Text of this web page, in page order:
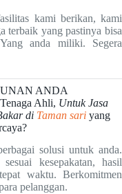
kami berikan, kami
terbaik yang pastinya bisa
anda miliki. Segera
ANDA
Ahli, Untuk Jasa
di Taman sari yang
solusi untuk anda.
kesepakatan, hasil
waktu. Berkomitmen
pelanggan.